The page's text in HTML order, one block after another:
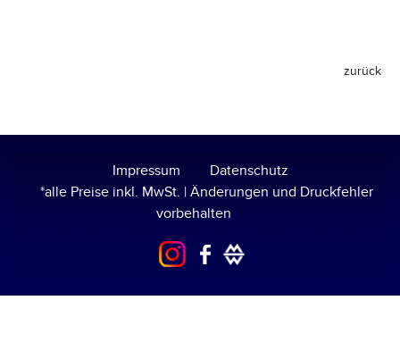
Impressum
Datenschutz
*alle Preise inkl. MwSt. | Änderungen und Druckfehler
vorbehalten